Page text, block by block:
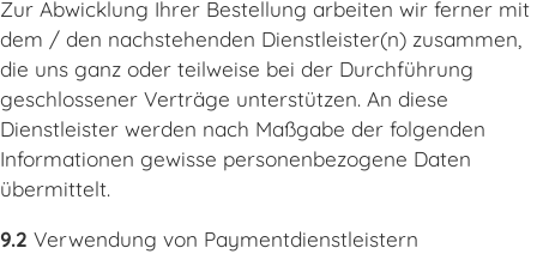
Zur Abwicklung Ihrer Bestellung arbeiten wir ferner mit
dem / den nachstehenden Dienstleister(n) zusammen,
die uns ganz oder teilweise bei der Durchführung
geschlossener Verträge unterstützen. An diese
Dienstleister werden nach Maßgabe der folgenden
Informationen gewisse personenbezogene Daten
übermittelt.
9.2 Verwendung von Paymentdienstleistern